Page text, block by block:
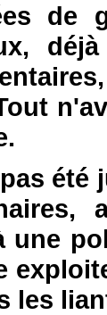
de
été
une
les